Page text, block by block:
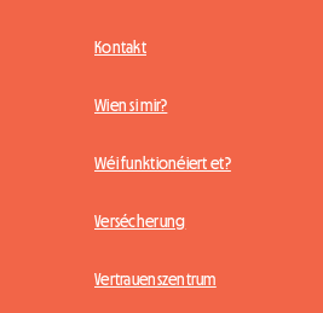
Kontakt
Wien si mir?
Wéi funktionéiert et?
Versécherung
Vertrauenszentrum